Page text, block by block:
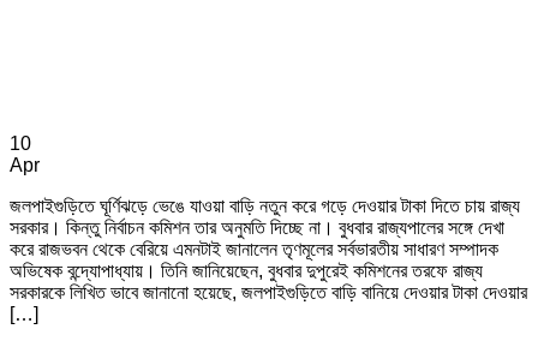
10
Apr
জলপাইগুড়িতে ঘূর্ণিঝড়ে ভেঙে যাওয়া বাড়ি নতুন করে গড়ে দেওয়ার টাকা দিতে চায় রাজ্য
সরকার। কিন্তু নির্বাচন কমিশন তার অনুমতি দিচ্ছে না। বুধবার রাজ্যপালের সঙ্গে দেখা
করে রাজভবন থেকে বেরিয়ে এমনটাই জানালেন তৃণমূলের সর্বভারতীয় সাধারণ সম্পাদক
অভিষেক বন্দ্যোপাধ্যায়। তিনি জানিয়েছেন, বুধবার দুপুরেই কমিশনের তরফে রাজ্য
সরকারকে লিখিত ভাবে জানানো হয়েছে, জলপাইগুড়িতে বাড়ি বানিয়ে দেওয়ার টাকা দেওয়ার
[…]